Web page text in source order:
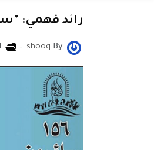
رائد فهمي:
By
shooq